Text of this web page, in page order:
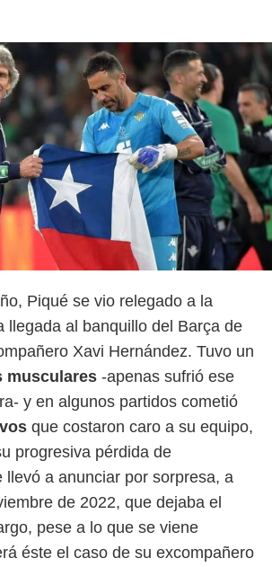
Piqué se vio relegado a la
llegada al banquillo del Barça de
Xavi Hernández. Tuvo un
musculares -apenas sufrió ese
y en algunos partidos cometió
que costaron caro a su equipo,
progresiva pérdida de
llevó a anunciar por sorpresa, a
de 2022, que dejaba el
pese a lo que se viene
éste el caso de su excompañero